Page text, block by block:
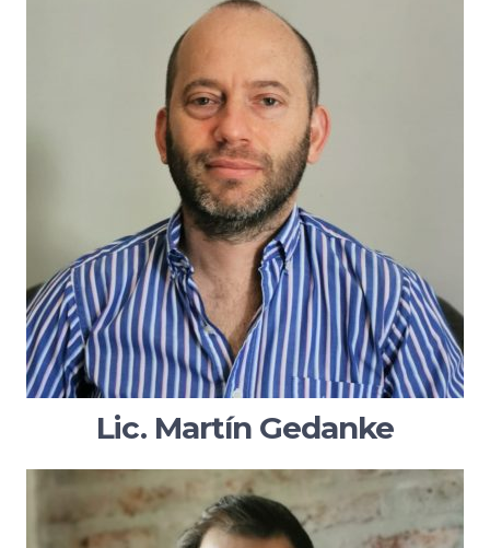
Lic. Martín Gedanke